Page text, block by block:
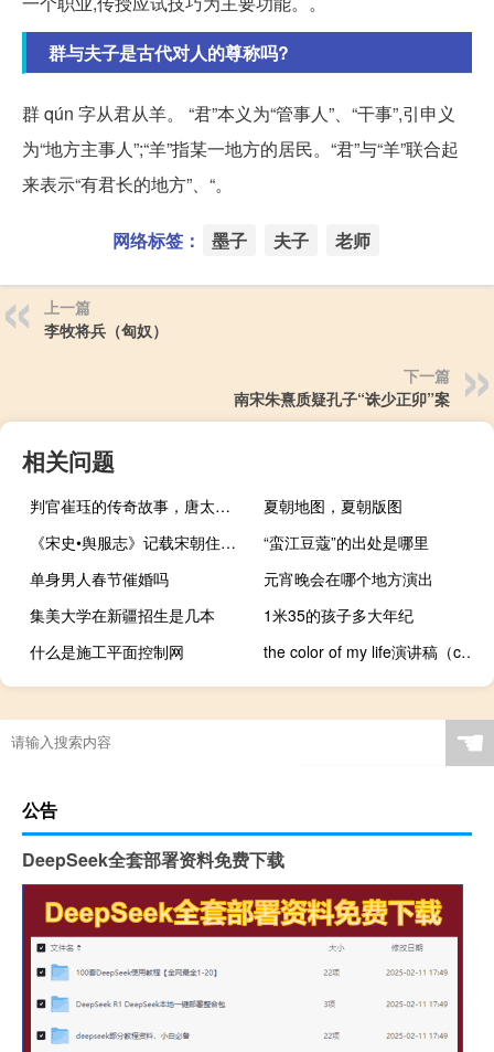
群与夫子是古代对人的尊称吗?
群 qún 字从君从羊。 “君”本义为“管事人”、“干事”,引申义
为“地方主事人”;“羊”指某一地方的居民。“君”与“羊”联合起
来表示“有君长的地方”、“。
网络标签： 墨子 夫子 老师
上一篇
李牧将兵（匈奴）
下一篇
南宋朱熹质疑孔子“诛少正卯”案
相关问题
判官崔珏的传奇故事，唐太宗受过崔珏什么恩惠？
夏朝地图，夏朝版图
《宋史•舆服志》记载宋朝住宅称呼规矩
“蛮江豆蔻”的出处是哪里
单身男人春节催婚吗
元宵晚会在哪个地方演出
集美大学在新疆招生是几本
1米35的孩子多大年纪
什么是施工平面控制网
the color of my life演讲稿（colors of the world英文演讲稿）
☚
公告
DeepSeek全套部署资料免费下载